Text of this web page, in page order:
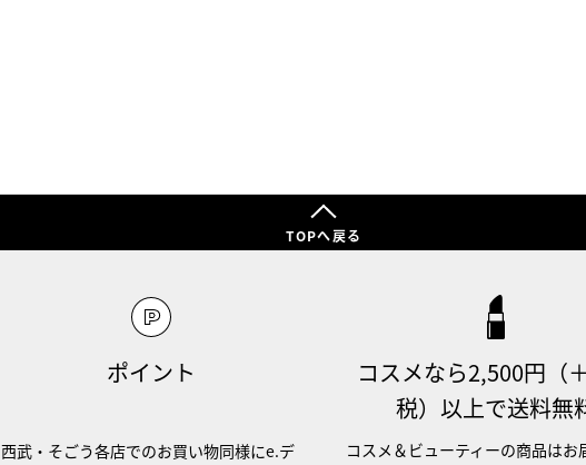
TOPへ戻る
ポイント
西武・そごう各店でのお買い物同様にe.デ
コスメなら2,500円（
税）以上で送料無
コスメ＆ビューティーの商品はお